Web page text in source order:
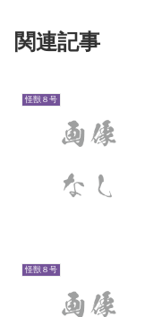
関連記事
怪獣８号
怪獣８号